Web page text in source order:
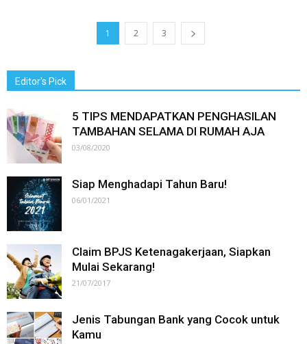
1 2 3
Editor's Pick
5 TIPS MENDAPATKAN PENGHASILAN
TAMBAHAN SELAMA DI RUMAH AJA
03/08/2020
Siap Menghadapi Tahun Baru!
06/01/2021
Claim BPJS Ketenagakerjaan, Siapkan
Mulai Sekarang!
21/07/2017
Jenis Tabungan Bank yang Cocok untuk
Kamu